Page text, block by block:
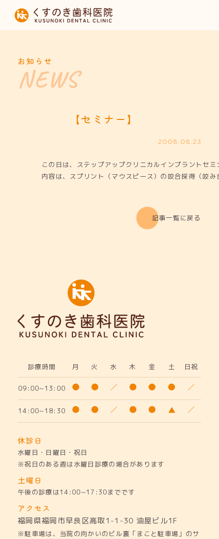
HOME
診療内容
お知らせ
お知らせ
【セミナー】
2008.08.23
この日は、ステップアップクリニカルインプラントセ
内容は、スプリント（マウスピース）の咬合採得（咬
記事一覧に戻る
診療時間 月 火 水 木 金 土 日祝
09:00~13:00
14:00~18:30
休診日
水曜日・日曜日・祝日
※祝日のある週は水曜日診療の場合があります
土曜日
午後の診療は14:00~17:30までです
アクセス
福岡県福岡市早良区高取1-1-30 油屋ビル1F
※駐車場は、当院の向かいのビル裏「まこと駐車場」のサ